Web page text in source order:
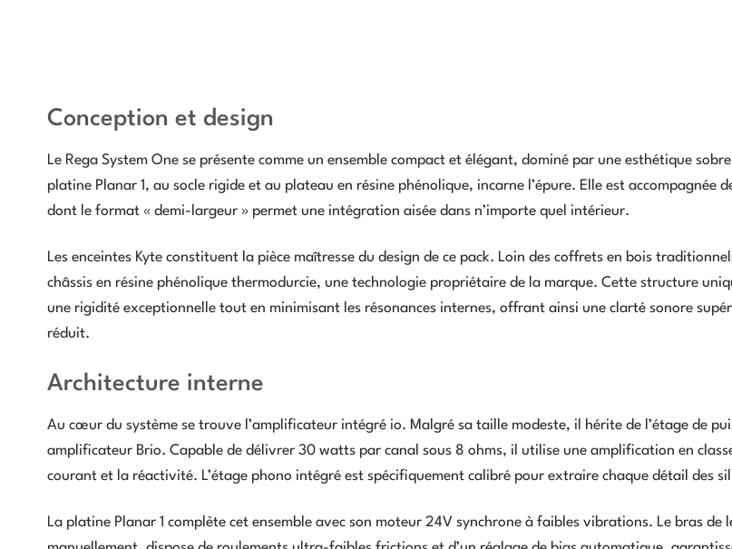
Conception et design
Le Rega System One se présente comme un ensemble compact et élégant, dominé par une esthétique
platine Planar 1, au socle rigide et au plateau en résine phénolique, incarne l’épure. Elle est accompagnée
dont le format « demi-largeur » permet une intégration aisée dans n’importe quel intérieur.
Les enceintes Kyte constituent la pièce maîtresse du design de ce pack. Loin des coffrets en bois
châssis en résine phénolique thermodurcie, une technologie propriétaire de la marque. Cette structure
une rigidité exceptionnelle tout en minimisant les résonances internes, offrant ainsi une clarté sonore
réduit.
Architecture interne
Au cœur du système se trouve l’amplificateur intégré io. Malgré sa taille modeste, il hérite de l’étage de
amplificateur Brio. Capable de délivrer 30 watts par canal sous 8 ohms, il utilise une amplification en
courant et la réactivité. L’étage phono intégré est spécifiquement calibré pour extraire chaque détail des
La platine Planar 1 complète cet ensemble avec son moteur 24V synchrone à faibles vibrations. Le bras de